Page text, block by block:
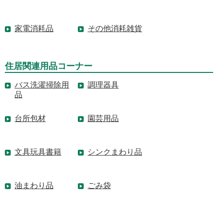
家電消耗品 その他消耗雑貨
住居関連用品コーナー
バス洗濯掃除用
品
調理器具
台所包材 園芸用品
文具玩具書籍 シンクまわり品
油まわり品 ごみ袋